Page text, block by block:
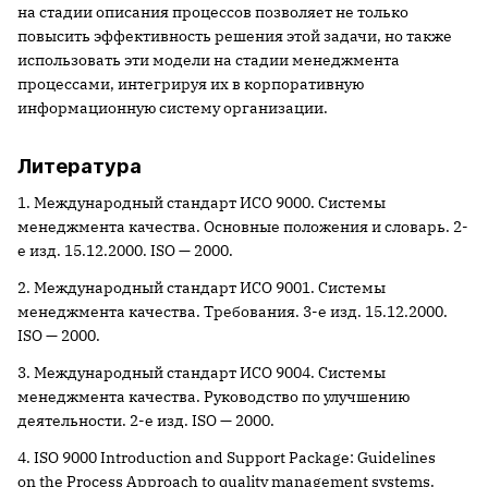
на стадии описания процессов позволяет не только
повысить эффективность решения этой задачи, но также
использовать эти модели на стадии менеджмента
процессами, интегрируя их в корпоративную
информационную систему организации.
Литература
1. Международный стандарт ИСО 9000. Системы
менеджмента качества. Основные положения и словарь. 2-
е изд. 15.12.2000. ISO — 2000.
2. Международный стандарт ИСО 9001. Системы
менеджмента качества. Требования. 3-е изд. 15.12.2000.
ISO — 2000.
3. Международный стандарт ИСО 9004. Системы
менеджмента качества. Руководство по улучшению
деятельности. 2-е изд. ISO — 2000.
4. ISO 9000 Introduction and Support Package: Guidelines
on the Process Approach to quality management systems.